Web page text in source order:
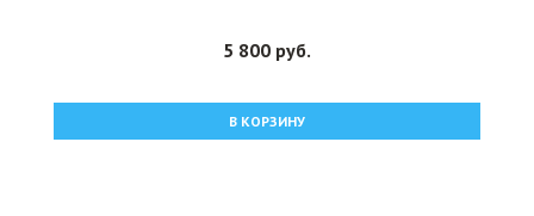
5 800 руб.
В КОРЗИНУ